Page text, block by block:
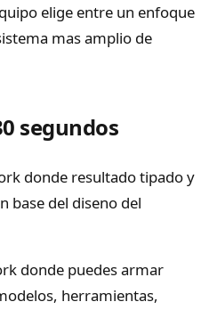
elige entre un enfoque
mas amplio de
segundos
donde resultado tipado y
base del diseno del
donde puedes armar
herramientas,